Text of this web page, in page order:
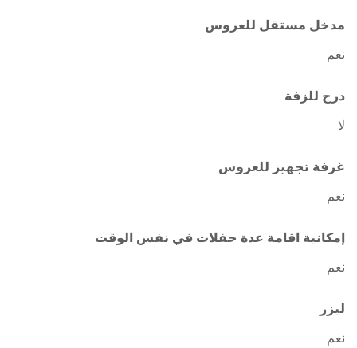
مدخل مستقل للعروس
نعم
درج للزفة
لا
غرفة تجهيز للعروس
نعم
إمكانية اقامة عدة حفلات في نفس الوقت
نعم
ليزر
نعم